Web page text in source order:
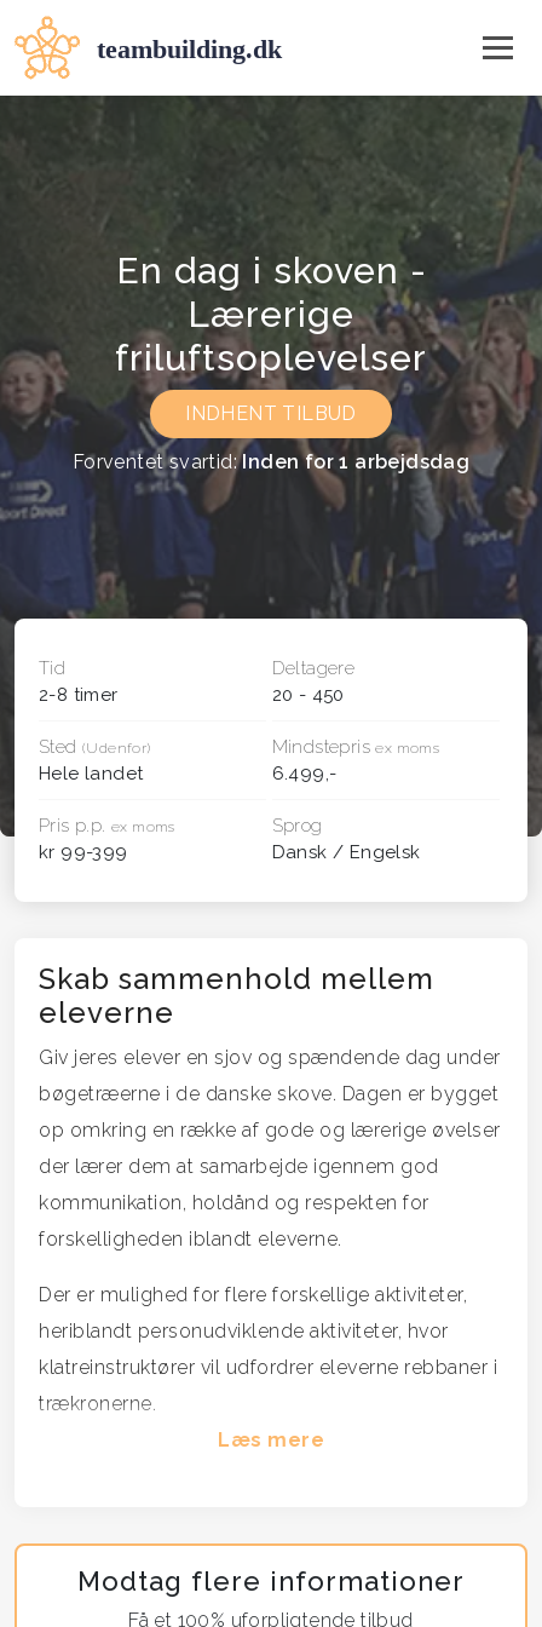
En dag i skoven -
Lærerige
friluftsoplevelser
INDHENT TILBUD
Forventet svartid:Inden for 1 arbejdsdag
Tid
2-8 timer
Deltagere
20 - 450
Sted (Udenfor)
Hele landet
Mindsteprisex moms
6.499,-
Pris p.p. ex moms
kr 99-399
Sprog
Dansk / Engelsk
Skab sammenhold mellem
eleverne
Giv jeres elever en sjov og spændende dag under
bøgetræerne i de danske skove. Dagen er bygget
op omkring en række af gode og lærerige øvelser
der lærer dem at samarbejde igennem god
kommunikation, holdånd og respekten for
forskelligheden iblandt eleverne.
Der er mulighed for flere forskellige aktiviteter,
heriblandt personudviklende aktiviteter, hvor
klatreinstruktører vil udfordrer eleverne rebbaner i
trækronerne.
Lærere og undervisere vil kunne trække sig i
Læs mere
Modtag flere informationer
Få et 100% uforpligtende tilbud